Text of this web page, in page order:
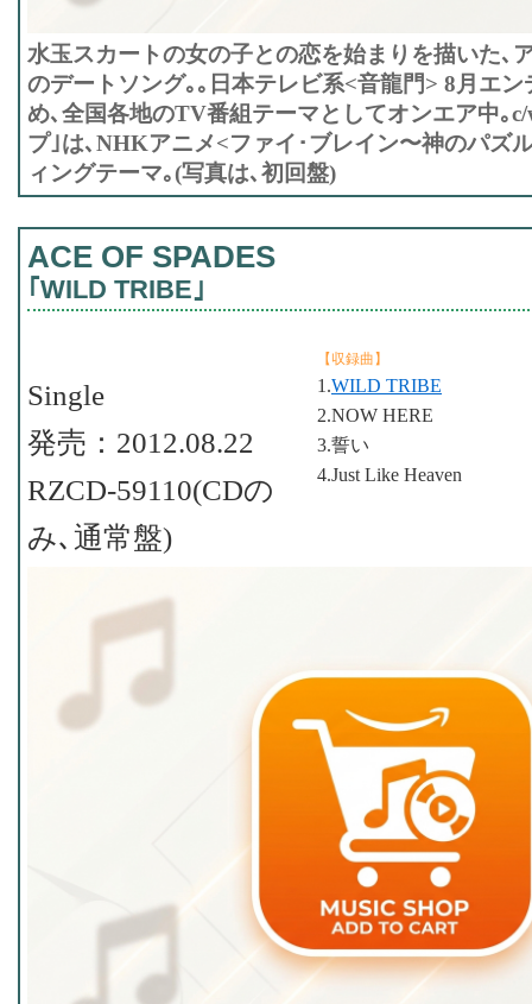
水玉スカートの女の子との恋を始まりを描いた､
のデートソング｡｡日本テレビ系<音龍門> 8月エ
め､全国各地のTV番組テーマとしてオンエア中｡
プ｣は､NHKアニメ<ファイ･ブレイン〜神のパズ
ィングテーマ｡(写真は､初回盤)
ACE OF SPADES
｢WILD TRIBE｣
【収録曲】
1.WILD TRIBE
2.NOW HERE
3.誓い
4.Just Like Heaven
Single
発売：2012.08.22
RZCD-59110(CDの
み､通常盤)